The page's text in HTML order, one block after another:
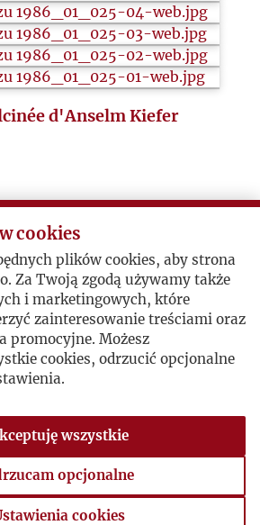
d'Anselm Kiefer
francuski tekstu Krzysztofa
spalonej ziemi
, traktującego o
Kieferze. Oryginał ukazał się
z września 1984 roku.
powiązane
Krzysztof Pomian
Kolecki
cookies
plików cookies, aby strona
Za Twoją zgodą używamy także
i marketingowych, które
zainteresowanie treściami oraz
promocyjne. Możesz
cookies, odrzucić opcjonalne
wszystkie
opcjonalne
cookies